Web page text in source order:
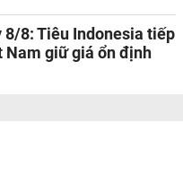
8/8: Tiêu Indonesia tiếp
Nam giữ giá ổn định